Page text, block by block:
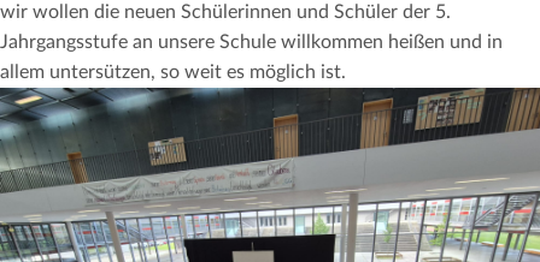
wir wollen die neuen Schülerinnen und Schüler der 5.
Jahrgangsstufe an unsere Schule willkommen heißen und in
allem untersützen, so weit es möglich ist.